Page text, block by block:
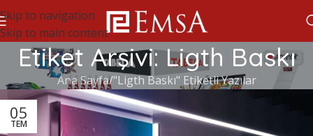
Skip to navigation
Skip to main content
Etiket Arşivi: Ligth Baskı
Ana Sayfa "Ligth Baskı" Etiketli Yazılar
05
TEM